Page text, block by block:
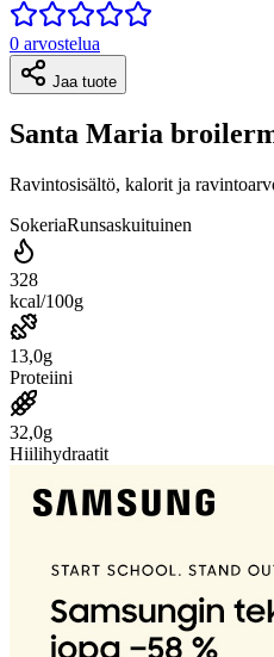
0 arvostelua
Jaa tuote
Santa Maria
Ravintosisältö, kalorit ja
SokeriaRunsaskuituinen
328
kcal/100g
13,0g
Proteiini
32,0g
Hiilihydraatit